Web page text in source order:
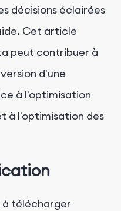
décisions éclairées
Cet article
peut contribuer à
d'une
à l'optimisation
à l'optimisation des
à télécharger